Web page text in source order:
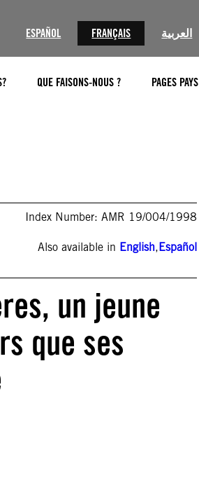
ESPAÑOL FRANÇAIS العربية
QUE FAISONS-NOUS ? PAGES PAYS
Index Number: AMR 19/004/1998
Also available in English,Español
un jeune
que ses